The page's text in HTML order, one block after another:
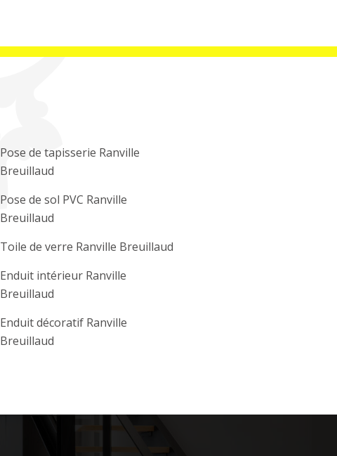
Pose de tapisserie Ranville
Breuillaud
Pose de sol PVC Ranville
Breuillaud
Toile de verre Ranville Breuillaud
Enduit intérieur Ranville
Breuillaud
Enduit décoratif Ranville
Breuillaud